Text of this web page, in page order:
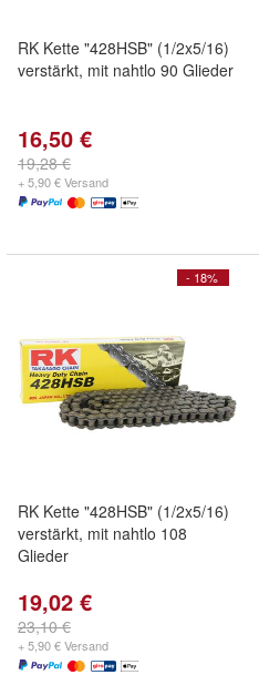
RK Kette "428HSB" (1/2x5/16)
verstärkt, mit nahtlo 90 Glieder
16,50 €
19,28 €
+ 5,90 € Versand
- 18%
RK Kette "428HSB" (1/2x5/16)
verstärkt, mit nahtlo 108
Glieder
19,02 €
23,10 €
+ 5,90 € Versand